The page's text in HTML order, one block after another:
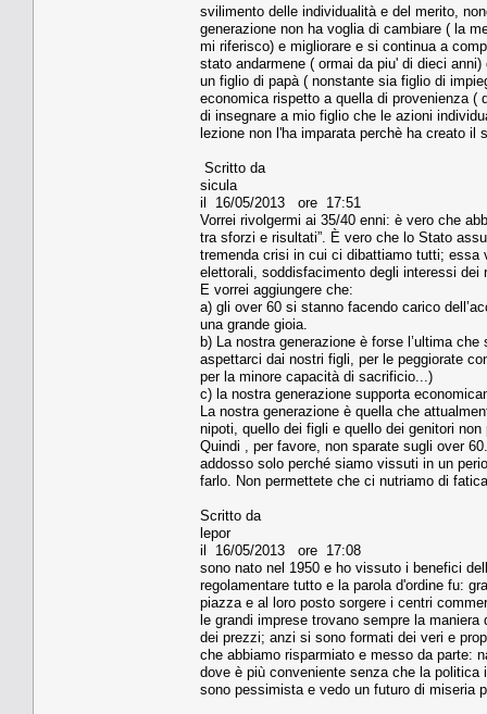
svilimento delle individualità e del merito,
generazione non ha voglia di cambiare ( la
mi riferisco) e migliorare e si continua a
stato andarmene ( ormai da piu' di dieci
un figlio di papà ( nonstante sia figlio di
economica rispetto a quella di provenienza (
di insegnare a mio figlio che le azioni
lezione non l'ha imparata perchè ha creato il
Scritto da
sicula
il 16/05/2013 ore 17:51
Vorrei rivolgermi ai 35/40 enni: è vero che
tra sforzi e risultati”. È vero che lo Stato
tremenda crisi in cui ci dibattiamo tutti; essa
elettorali, soddisfacimento degli interessi
E vorrei aggiungere che:
a) gli over 60 si stanno facendo carico
una grande gioia.
b) La nostra generazione è forse l’ultima
aspettarci dai nostri figli, per le peggiorate
per la minore capacità di sacrificio...)
c) la nostra generazione supporta
La nostra generazione è quella che
nipoti, quello dei figli e quello dei genitori
Quindi , per favore, non sparate sugli over
addosso solo perché siamo vissuti in un
farlo. Non permettete che ci nutriamo di
Scritto da
lepor
il 16/05/2013 ore 17:08
sono nato nel 1950 e ho vissuto i benefici
regolamentare tutto e la parola d'ordine fu:
piazza e al loro posto sorgere i centri
le grandi imprese trovano sempre la
dei prezzi; anzi si sono formati dei veri e
che abbiamo risparmiato e messo da parte:
dove è più conveniente senza che la politica
sono pessimista e vedo un futuro di miseria